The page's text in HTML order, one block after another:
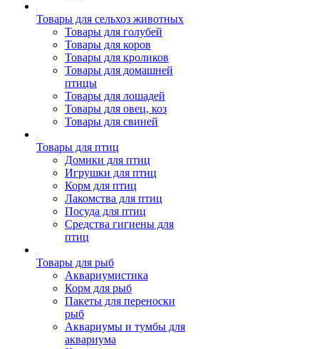
Товары для сельхоз животных
Товары для голубей
Товары для коров
Товары для кроликов
Товары для домашней
птицы
Товары для лошадей
Товары для овец, коз
Товары для свиней
Товары для птиц
Домики для птиц
Игрушки для птиц
Корм для птиц
Лакомства для птиц
Посуда для птиц
Средства гигиены для
птиц
Товары для рыб
Аквариумистика
Корм для рыб
Пакеты для переноски
рыб
Аквариумы и тумбы для
аквариума